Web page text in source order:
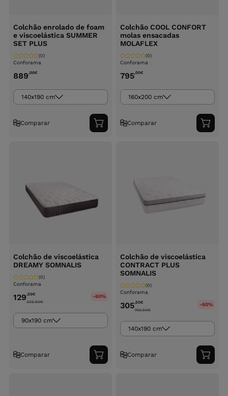
Colchão enrolado de foam
e viscoelástica SUMMER
SET PLUS
Conforama
(0)
889,00€
140x190 cm
Comparar
Adicionar
ao
Colchão COOL CONFORT
molas ensacadas
MOLAFLEX
Conforama
(0)
795,00€
160x200 cm
Comparar
ao
Colchão de viscoelástica
DREAMY SOMNALIS
Conforama
(0)
129,50€
325.50€
-60%
90x190 cm
Comparar
Adicionar
ao
Colchão de viscoelástica
CONTRACT PLUS
SOMNALIS
Conforama
(0)
305,50€
765.50€
-60%
140x190 cm
Comparar
ao